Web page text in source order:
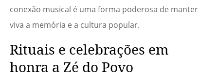
conexão musical é uma forma poderosa de manter
viva a memória e a cultura popular.
Rituais e celebrações em
honra a Zé do Povo